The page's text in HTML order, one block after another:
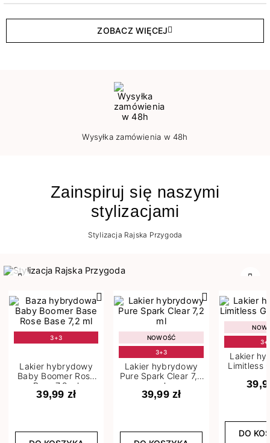
ZOBACZ WIĘCEJ
Wysyłka zamówienia w 48h
Zainspiruj się naszymi
stylizacjami
Stylizacja Rajska Przygoda
3+3
Lakier hybrydowy
Baby Boomer Rose
Base 7,2 ml
39,99 zł
NOWOŚĆ
3+3
Lakier hybrydowy
Pure Spark Clear 7,2
ml
39,99 zł
Lakier
Limitless
DO